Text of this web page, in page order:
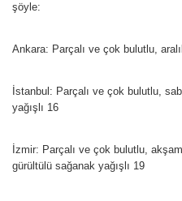
şöyle:
Ankara: Parçalı ve çok bulutlu,
İstanbul: Parçalı ve çok bulutlu,
yağışlı 16
İzmir: Parçalı ve çok bulutlu,
gürültülü sağanak yağışlı 19